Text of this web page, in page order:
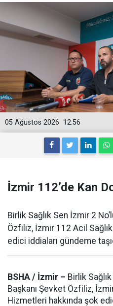
12:56
05 Ağustos 2026
İzmir 112’de Kan
Birlik Sağlık Sen İzmir 2
Özfiliz, İzmir 112 Acil
edici iddiaları gündeme
BSHA / İzmir – Birlik
Başkanı Şevket Özfiliz,
Hizmetleri hakkında şok